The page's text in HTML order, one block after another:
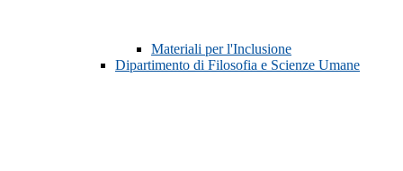
Materiali per l'Inclusione
Dipartimento di Filosofia e Scienze Umane